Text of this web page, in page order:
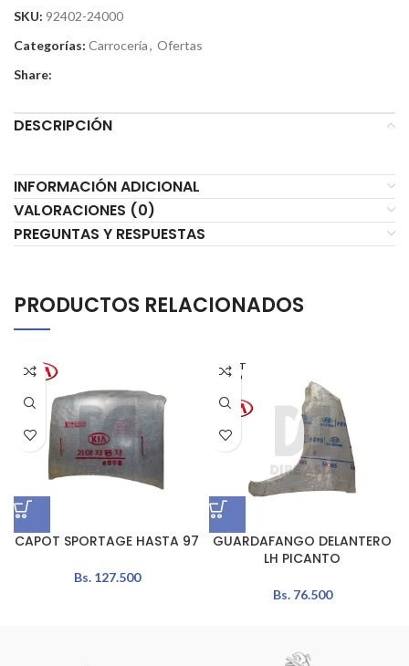
SKU: 92402-24000
Categorías: Carrocería, Ofertas
Share:
DESCRIPCIÓN
INFORMACIÓN ADICIONAL
VALORACIONES (0)
PREGUNTAS Y RESPUESTAS
PRODUCTOS RELACIONADOS
CAPOT SPORTAGE HASTA 97
Bs.127.500
AGOT
ADO
GUARDAFANGO DELANTERO
LH PICANTO
Bs.76.500